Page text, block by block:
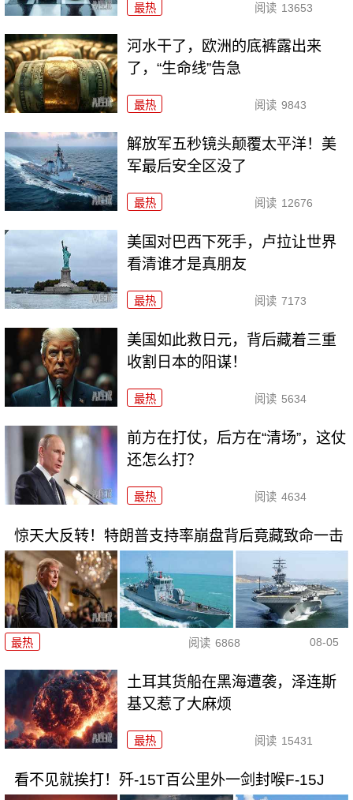
最热 阅读 13653
河水干了，欧洲的底裤露出来
了，“生命线”告急
最热 阅读 9843
解放军五秒镜头颠覆太平洋！美
军最后安全区没了
最热 阅读 12676
美国对巴西下死手，卢拉让世界
看清谁才是真朋友
最热 阅读 7173
美国如此救日元，背后藏着三重
收割日本的阳谋！
最热 阅读 5634
前方在打仗，后方在“清场”，这仗
还怎么打？
最热 阅读 4634
惊天大反转！特朗普支持率崩盘背后竟藏致命一击
最热 阅读 6868 08-05
土耳其货船在黑海遭袭，泽连斯
基又惹了大麻烦
最热 阅读 15431
看不见就挨打！歼-15T百公里外一剑封喉F-15J